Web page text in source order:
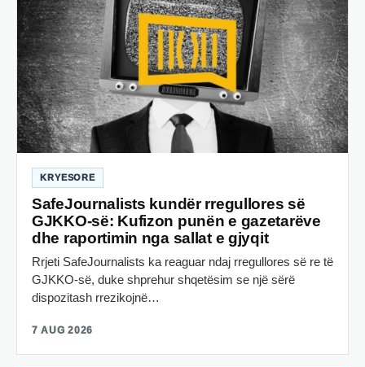
KRYESORE
SafeJournalists kundër rregullores së
GJKKO-së: Kufizon punën e gazetarëve
dhe raportimin nga sallat e gjyqit
Rrjeti SafeJournalists ka reaguar ndaj rregullores së re të
GJKKO-së, duke shprehur shqetësim se një sërë
dispozitash rrezikojnë…
7 AUG 2026